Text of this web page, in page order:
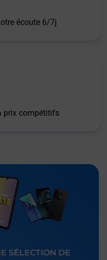
écoute 6/7j
prix compétitifs
SÉLECTION DE